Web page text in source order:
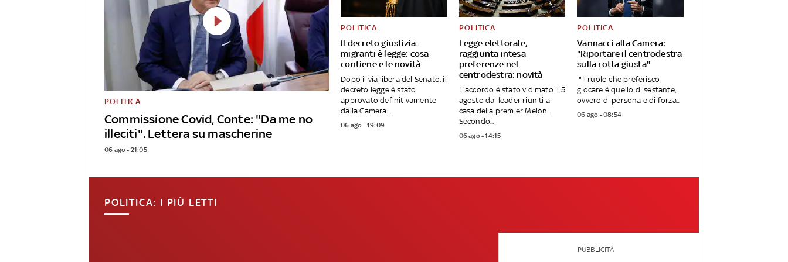
Commissione Covid, Conte: "Da me no
illeciti". Lettera su mascherine
POLITICA
06 ago - 21:05
Il decreto giustizia-
migranti è legge: cosa
contiene e le novità
POLITICA
Dopo il via libera del Senato, il
decreto legge è stato
approvato definitivamente
dalla Camera....
06 ago - 19:09
Legge elettorale,
raggiunta intesa
preferenze nel
centrodestra: novità
POLITICA
L'accordo è stato vidimato il 5
agosto dai leader riuniti a
casa della premier Meloni.
Secondo...
06 ago - 14:15
Vannacci alla Camera:
"Riportare il centrodestra
sulla rotta giusta"
POLITICA
"Il ruolo che preferisco
giocare è quello di sestante,
ovvero di persona e di forza...
06 ago - 08:54
POLITICA: I PIÙ LETTI
PUBBLICITÀ